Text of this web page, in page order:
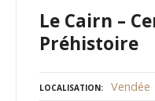
Le Cairn –
Préhistoire
LOCALISATION Vendée